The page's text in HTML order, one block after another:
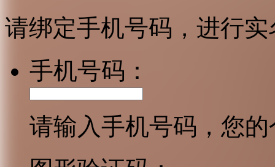
请绑定手机号码，进行
手机号码：
请输入手机号码，您